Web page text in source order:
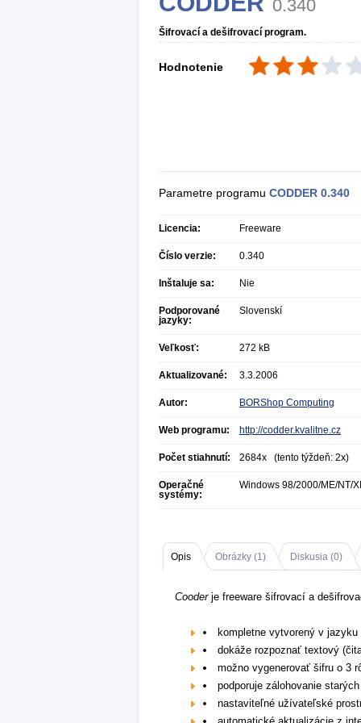
0.340
Šifrovací a dešifrovací program.
Hodnotenie
Parametre programu CODDER 0.340
Licencia: Freeware
Číslo verzie: 0.340
Inštaluje sa: Nie
Podporované
jazyky:
Slovenskí
Veľkosť: 272 kB
Aktualizované: 3.3.2006
Autor: BORShop Computing
Web programu: http://codder.kvalitne.cz
Počet stiahnutí: 2684x (tento týždeň: 2x)
Operačné
systémy:
Windows 98/2000/ME/NT/
Opis Obrázky (1) Diskusia (0)
Cooderje freeware šifrovací a
kompletne vytvorený v jazyku
dokáže rozpoznať textový
možno vygenerovať šifru o 3
podporuje zálohovanie
nastaviteľné užívateľské